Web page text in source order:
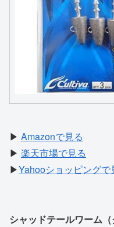
▶ Amazonで見る
▶ 楽天市場で見る
▶Yahooショッピングで
シャッドテールワーム